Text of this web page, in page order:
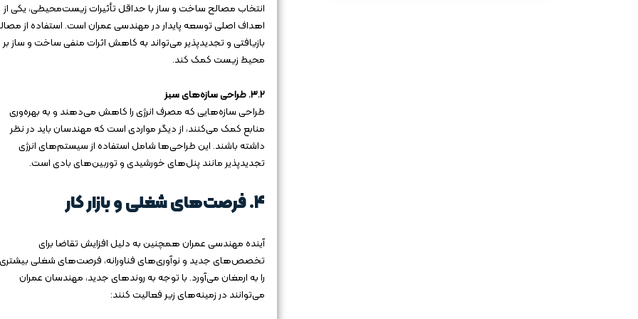
انتخاب مصالح ساخت و ساز با حداقل تأثیرات زیست‌محیطی، یکی از
اهداف اصلی توسعه پایدار در مهندسی عمران است. استفاده از
بازیافتی و تجدیدپذیر می‌تواند به کاهش اثرات منفی ساخت و ساز بر
محیط زیست کمک کند.
۳.۲. طراحی سازه‌های سبز
طراحی سازه‌هایی که مصرف انرژی را کاهش می‌دهند و به بهره‌وری
منابع کمک می‌کنند، از دیگر مواردی است که مهندسان باید در نظر
داشته باشند. این طراحی‌ها شامل استفاده از سیستم‌های انرژی
تجدیدپذیر مانند پنل‌های خورشیدی و توربین‌های بادی است.
۴. فرصت‌های شغلی و بازار کار
آینده مهندسی عمران همچنین به دلیل افزایش تقاضا برای
تخصص‌های جدید و نوآوری‌های فناورانه، فرصت‌های شغلی بیشتری
را به ارمغان می‌آورد. با توجه به روندهای جدید، مهندسان عمران
می‌توانند در زمینه‌های زیر فعالیت کنند: